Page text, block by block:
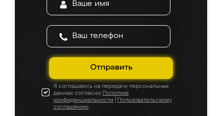
Отправить
Я соглашаюсь на передачу персональных
данных согласно Политике
конфиденциальности
Пользовательскому
соглашению